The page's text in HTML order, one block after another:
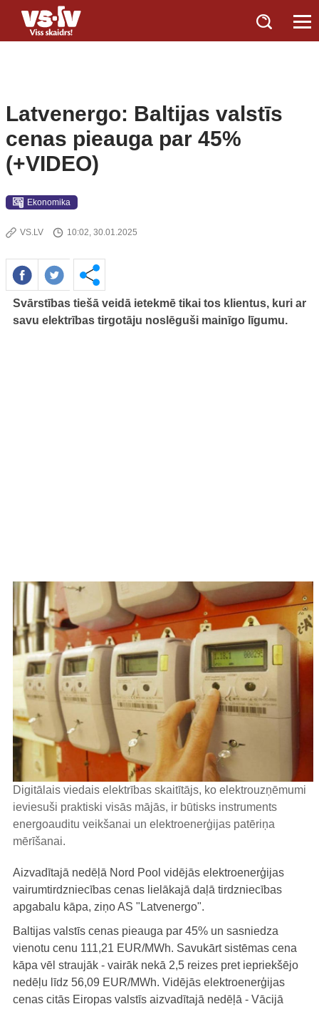
Latvenergo: Baltijas valstīs
cenas pieauga par 45%
(+VIDEO)
Ekonomika
VS.LV 10:02, 30.01.2025
Svārstības tiešā veidā ietekmē tikai tos klientus, kuri ar
savu elektrības tirgotāju noslēguši mainīgo līgumu.
Digitālais viedais elektrības skaitītājs, ko elektrouzņēmumi
ieviesuši praktiski visās mājās, ir būtisks instruments
energoauditu veikšanai un elektroenerģijas patēriņa
mērīšanai.
Aizvadītajā nedēļā Nord Pool vidējās elektroenerģijas
vairumtirdzniecības cenas lielākajā daļā tirdzniecības
apgabalu kāpa, ziņo AS "Latvenergo".
Baltijas valstīs cenas pieauga par 45% un sasniedza
vienotu cenu 111,21 EUR/MWh. Savukārt sistēmas cena
kāpa vēl straujāk - vairāk nekā 2,5 reizes pret iepriekšējo
nedēļu līdz 56,09 EUR/MWh. Vidējās elektroenerģijas
cenas citās Eiropas valstīs aizvadītajā nedēļā - Vācijā